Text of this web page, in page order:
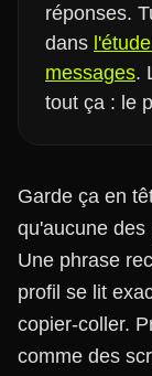
réponses.
dans
messages.
tout ça : le
Garde ça en
qu'aucune des
Une phrase
profil se lit
copier-coller.
comme des